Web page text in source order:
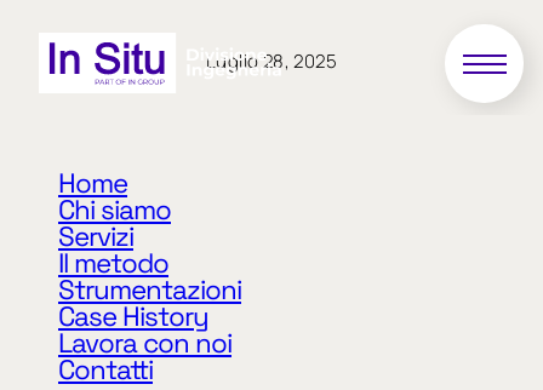
Home
Chi siamo
Servizi
Il metodo
Strumentazioni
Case History
Lavora con noi
Contatti
Luglio 28, 2025
Progettazione preliminare, definitiva ed
esecutiva nonché D.L. e Coordinamento della
Sicurezza per la demolizione e ricostruzione di
strutture di edificio rurale sito in Comune di
Finale Emilia Loc. Massa Finalese (MO) in via
Vallicella